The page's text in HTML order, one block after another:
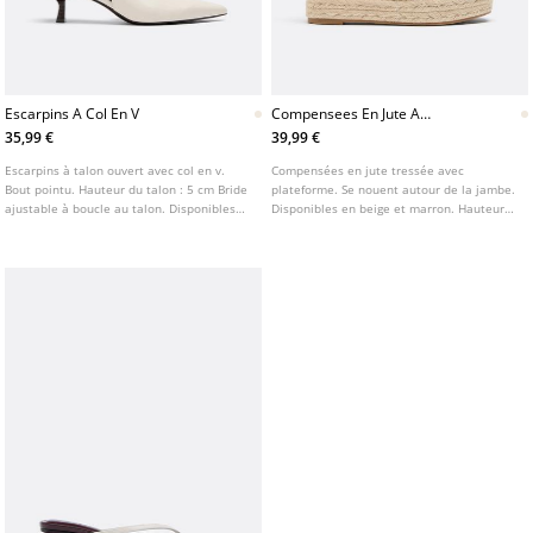
Escarpins A Col En V
35,99 €
Escarpins à talon ouvert avec col en v.
Bout pointu. Hauteur du talon : 5 cm Bride
ajustable à boucle au talon. Disponibles
Compensees En Jute A
Plateforme Nouee
39,99 €
Compensées en jute tressée avec
plateforme. Se nouent autour de la jambe.
Disponibles en beige et marron. Hauteur